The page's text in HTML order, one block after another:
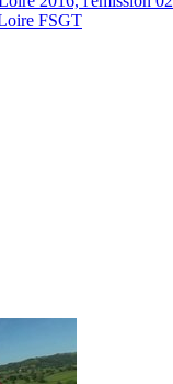
FSGT